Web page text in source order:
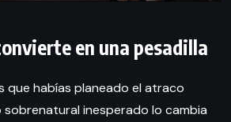
en una pesadilla
que habías planeado el atraco
inesperado lo cambia